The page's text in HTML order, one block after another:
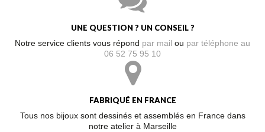
UNE QUESTION ? UN CONSEIL ?
Notre service clients vous répond par mail ou par téléphone au
06 52 75 95 10
FABRIQUÉ EN FRANCE
Tous nos bijoux sont dessinés et assemblés en France dans
notre atelier à Marseille